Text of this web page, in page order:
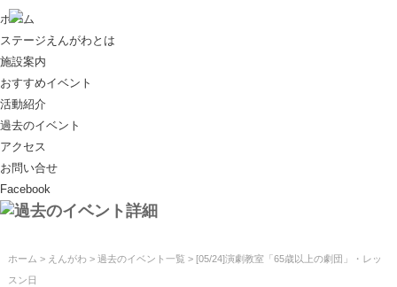
ホーム
ステージえんがわとは
施設案内
おすすめイベント
活動紹介
過去のイベント
アクセス
お問い合せ
Facebook
ホーム > えんがわ> 過去のイベント一覧 > [05/24]演劇教室「65歳以上の劇団」・レッ
スン日